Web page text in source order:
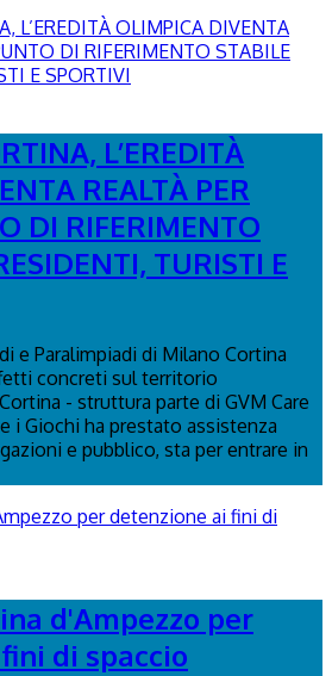
L’EREDITÀ
REALTÀ PER
DI RIFERIMENTO
TURISTI E
e Paralimpiadi di Milano Cortina
concreti sul territorio
- struttura parte di GVM Care
i Giochi ha prestato assistenza
e pubblico, sta per entrare in
d'Ampezzo per
di spaccio